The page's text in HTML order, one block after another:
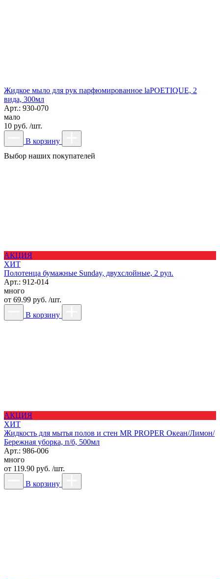
Жидкое мыло для рук парфюмированное laPOETIQUE, 2
вида, 300мл
Арт.: 930-070
мало
10 руб. /шт.
В корзину
Выбор наших покупателей
АКЦИЯ
ХИТ
Полотенца бумажные Sunday, двухслойные, 2 рул.
Арт.: 912-014
много
от 69.99 руб. /шт.
В корзину
АКЦИЯ
ХИТ
Жидкость для мытья полов и стен MR PROPER Океан/Лимон/
Бережная уборка, п/б, 500мл
Арт.: 986-006
много
от 119.90 руб. /шт.
В корзину